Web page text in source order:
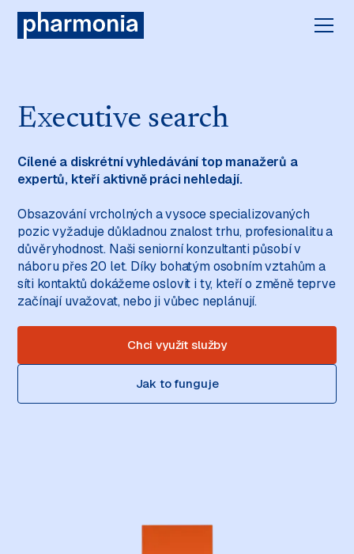
Executive search
Cílené a diskrétní vyhledávání top manažerů a
expertů, kteří aktivně práci nehledají.
Obsazování vrcholných a vysoce specializovaných
pozic vyžaduje důkladnou znalost trhu, profesionalitu a
důvěryhodnost. Naši seniorní konzultanti působí v
náboru přes 20 let. Díky bohatým osobním vztahům a
síti kontaktů dokážeme oslovit i ty, kteří o změně teprve
začínají uvažovat, nebo ji vůbec neplánují.
Chci využít služby
Jak to funguje